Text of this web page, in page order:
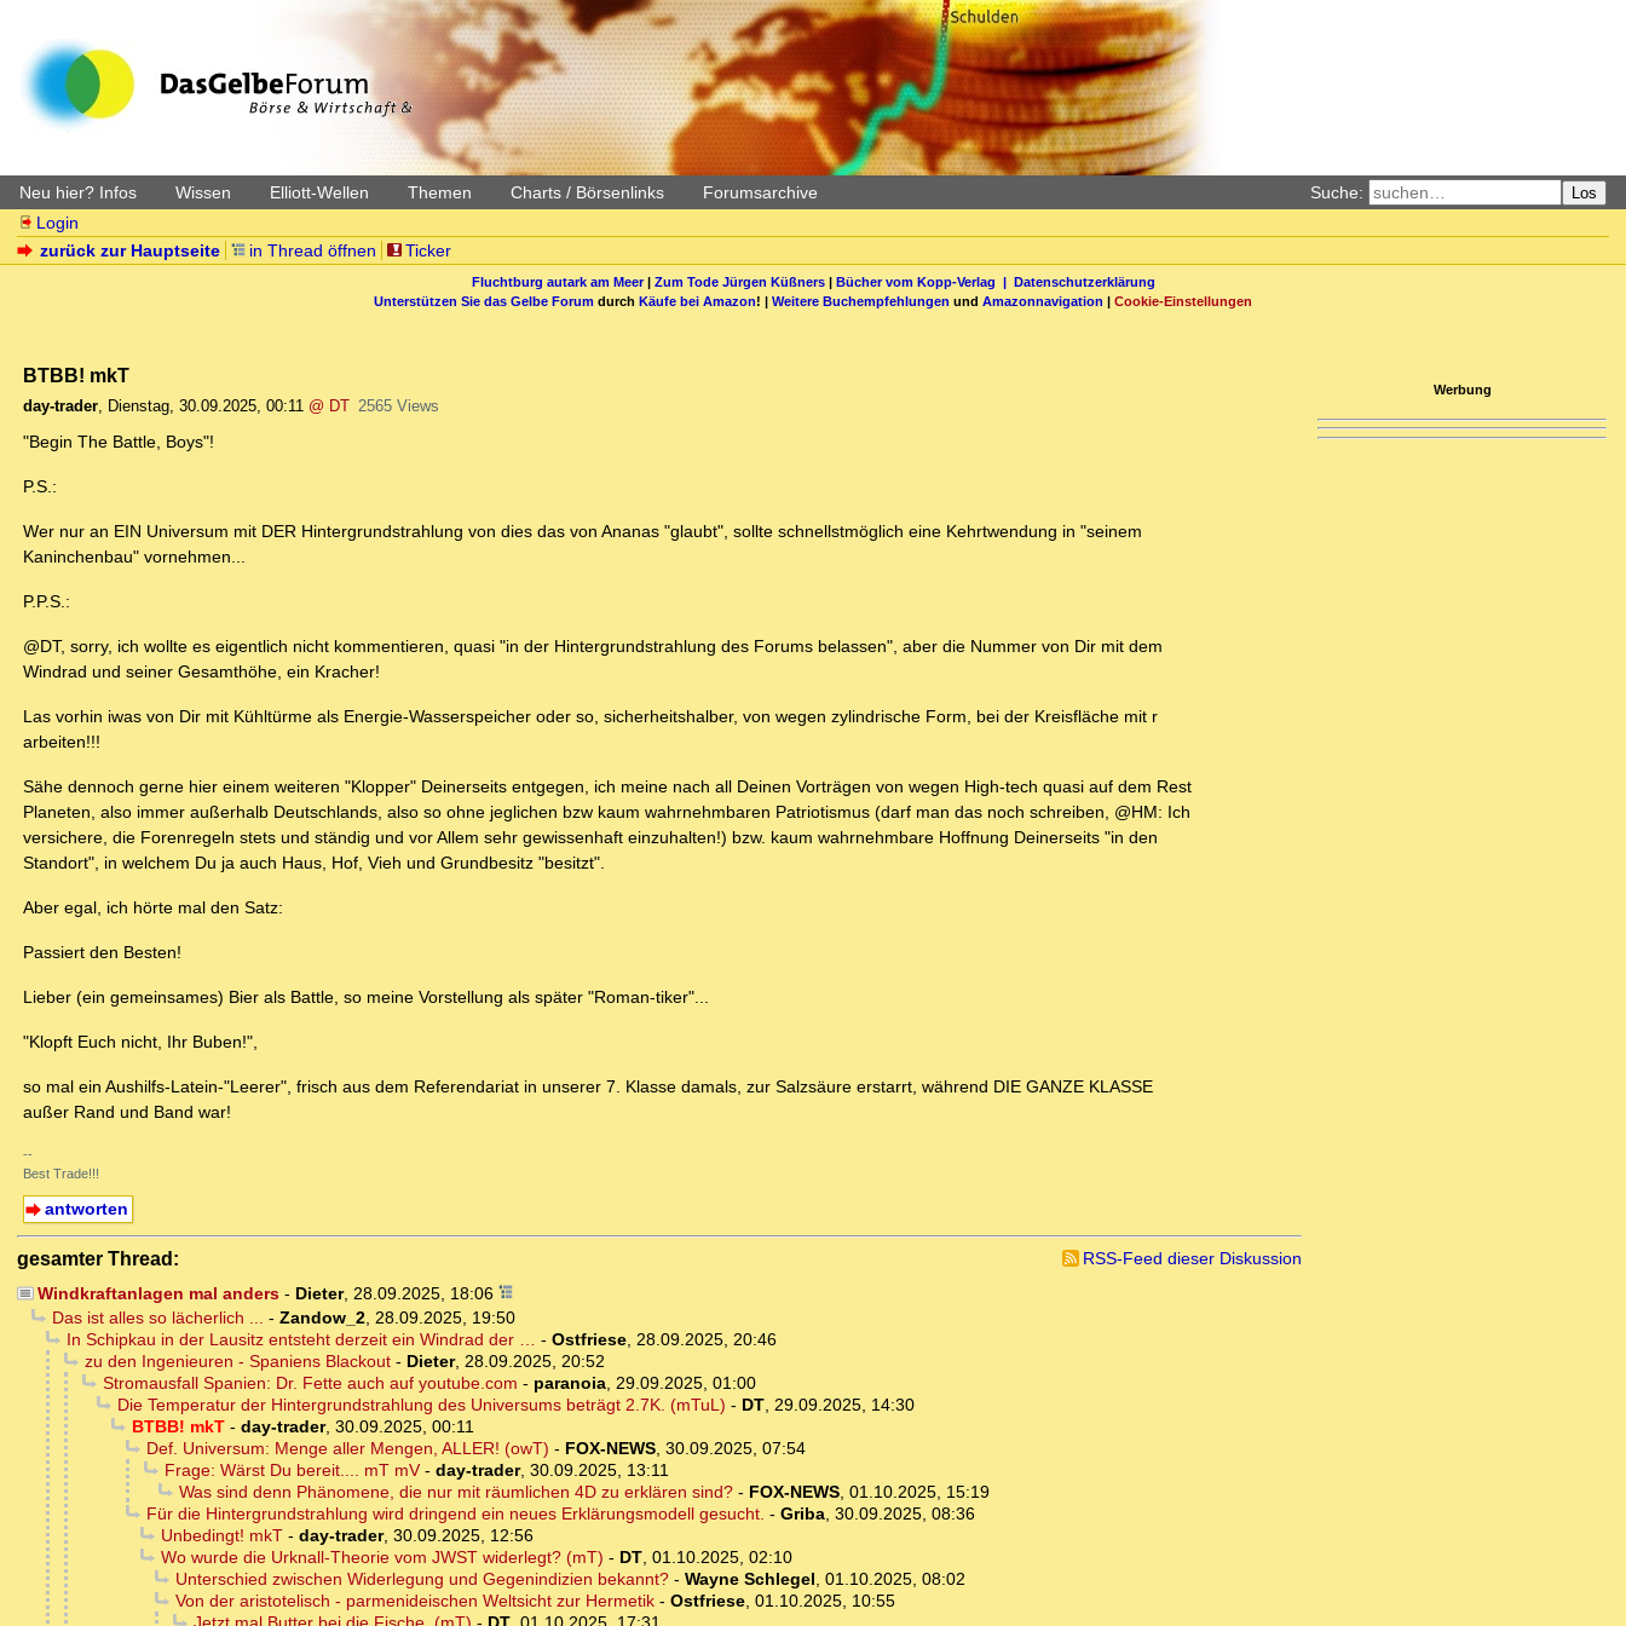
Neu hier? Infos Wissen Elliott-Wellen Themen Charts / Börsenlinks Forumsarchive Suche: Los
Login
zurück zur Hauptseite
in Thread öffnen Ticker
Fluchtburg autark am Meer| Zum Tode Jürgen Küßners| Bücher vom Kopp-Verlag | Datenschutzerklärung
Unterstützen Sie das Gelbe Forum durch Käufe bei Amazon! | Weitere Buchempfehlungen und Amazonnavigation | Cookie-Einstellungen
BTBB! mkT
day-trader, Dienstag, 30.09.2025, 00:11 @ DT 2565 Views
"Begin The Battle, Boys"!
P.S.:
Wer nur an EIN Universum mit DER Hintergrundstrahlung von dies das von Ananas "glaubt", sollte schnellstmöglich eine Kehrtwendung in "seinem
Kaninchenbau" vornehmen...
P.P.S.:
@DT, sorry, ich wollte es eigentlich nicht kommentieren, quasi "in der Hintergrundstrahlung des Forums belassen", aber die Nummer von Dir mit dem
Windrad und seiner Gesamthöhe, ein Kracher!
Las vorhin iwas von Dir mit Kühltürme als Energie-Wasserspeicher oder so, sicherheitshalber, von wegen zylindrische Form, bei der Kreisfläche mit r
arbeiten!!!
Sähe dennoch gerne hier einem weiteren "Klopper" Deinerseits entgegen, ich meine nach all Deinen Vorträgen von wegen High-tech quasi auf dem Rest
Planeten, also immer außerhalb Deutschlands, also so ohne jeglichen bzw kaum wahrnehmbaren Patriotismus (darf man das noch schreiben, @HM: Ich
versichere, die Forenregeln stets und ständig und vor Allem sehr gewissenhaft einzuhalten!) bzw. kaum wahrnehmbare Hoffnung Deinerseits "in den
Standort", in welchem Du ja auch Haus, Hof, Vieh und Grundbesitz "besitzt".
Aber egal, ich hörte mal den Satz:
Passiert den Besten!
Lieber (ein gemeinsames) Bier als Battle, so meine Vorstellung als später "Roman-tiker"...
"Klopft Euch nicht, Ihr Buben!",
so mal ein Aushilfs-Latein-"Leerer", frisch aus dem Referendariat in unserer 7. Klasse damals, zur Salzsäure erstarrt, während DIE GANZE KLASSE
außer Rand und Band war!
--
Best Trade!!!
antworten
gesamter Thread:
RSS-Feed dieser Diskussion
Windkraftanlagen mal anders- Dieter, 28.09.2025, 18:06
Das ist alles so lächerlich ... - Zandow_2, 28.09.2025, 19:50
In Schipkau in der Lausitz entsteht derzeit ein Windrad der … - Ostfriese, 28.09.2025, 20:46
zu den Ingenieuren - Spaniens Blackout- Dieter, 28.09.2025, 20:52
Stromausfall Spanien: Dr. Fette auch auf youtube.com - paranoia, 29.09.2025, 01:00
Die Temperatur der Hintergrundstrahlung des Universums beträgt 2.7K. (mTuL) - DT, 29.09.2025, 14:30
BTBB! mkT- day-trader, 30.09.2025, 00:11
Def. Universum: Menge aller Mengen, ALLER! (owT) - FOX-NEWS, 30.09.2025, 07:54
Frage: Wärst Du bereit.... mT mV- day-trader, 30.09.2025, 13:11
Was sind denn Phänomene, die nur mit räumlichen 4D zu erklären sind?- FOX-NEWS, 01.10.2025, 15:19
Für die Hintergrundstrahlung wird dringend ein neues Erklärungsmodell gesucht. - Griba, 30.09.2025, 08:36
Unbedingt! mkT- day-trader, 30.09.2025, 12:56
Wo wurde die Urknall-Theorie vom JWST widerlegt? (mT) - DT, 01.10.2025, 02:10
Unterschied zwischen Widerlegung und Gegenindizien bekannt?- Wayne Schlegel, 01.10.2025, 08:02
Von der aristotelisch - parmenideischen Weltsicht zur Hermetik- Ostfriese, 01.10.2025, 10:55
Werbung